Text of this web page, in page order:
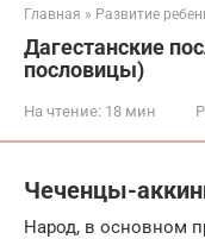
Главная » Развитие
Дагестанские
пословицы)
На чтение: 18 мин
Чеченцы-
Народ, в основном